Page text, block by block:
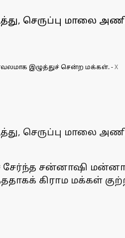
செருப்பு மாலை
இழுத்துச் சென்ற மக்கள்.-X
செருப்பு மாலை
சன்னாஷி மன்னா
கிராம மக்கள்